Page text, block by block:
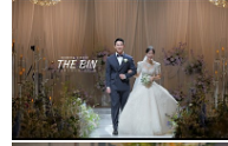
더빈웨딩컨벤션
가드니아홀(대표촬영)